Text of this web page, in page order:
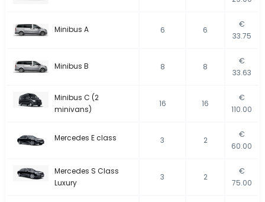
Minibus A 6 6
€
33.75
Minibus B 8 8
€
33.63
Minibus C (2
minivans)
16 16
€
110.00
Mercedes E class 3 2
€
60.00
Mercedes S Class
Luxury
3 2
€
75.00